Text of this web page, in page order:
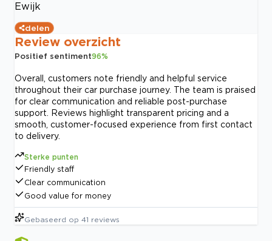
Ewijk
delen
Review overzicht
Positief sentiment96%
Overall, customers note friendly and helpful service
throughout their car purchase journey. The team is praised
for clear communication and reliable post-purchase
support. Reviews highlight transparent pricing and a
smooth, customer-focused experience from first contact
to delivery.
Sterke punten
Friendly staff
Clear communication
Good value for money
Gebaseerd op 41 reviews